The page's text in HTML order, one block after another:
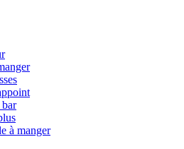
bar
à manger